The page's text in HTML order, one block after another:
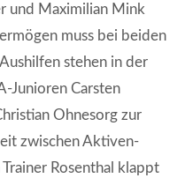
und Maximilian Mink
muss bei beiden
stehen in der
Junioren Carsten
Ohnesorg zur
zwischen Aktiven-
Rosenthal klappt